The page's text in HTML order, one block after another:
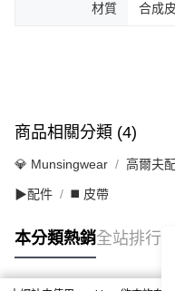
材質 合成
商品相關分類 (4)
💎 Munsingwear 高爾夫
▶配件 ◼️ 皮帶
本分類熱銷全站排行